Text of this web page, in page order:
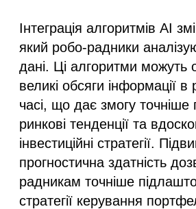
Інтеграція алгоритмів AI
який робо-радники
дані. Ці алгоритми можуть
великі обсяги інформації
часі, що дає змогу точніше
ринкові тенденції та
інвестиційні стратегії.
прогностична здатність
радникам точніше
стратегії керування